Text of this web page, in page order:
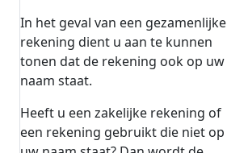
In het geval van een gezamenlijke
rekening dient u aan te kunnen
tonen dat de rekening ook op uw
naam staat.
Heeft u een zakelijke rekening of
een rekening gebruikt die niet op